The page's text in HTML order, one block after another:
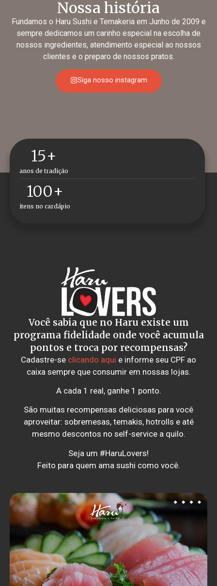
Nossa história
Fundamos o Haru Sushi e Temakeria em Junho de 2009 e
sempre dedicamos um carinho especial na escolha de
nossos ingredientes, atendimento especial ao nossos
clientes e o preparo de nossos pratos.
Siga nosso instagram
anos de tradição
15+
itens no cardápio
100+
Você sabia que no Haru existe um
programa fidelidade onde você acumula
pontos e troca por recompensas?
Cadastre-se clicando aqui e informe seu CPF ao
caixa sempre que consumir em nossas lojas.
A cada 1 real, ganhe 1 ponto.
São muitas recompensas deliciosas para você
aproveitar: sobremesas, temakis, hotrolls e até
mesmo descontos no self-service a quilo.
Seja um #HaruLovers!
Feito para quem ama sushi como você.